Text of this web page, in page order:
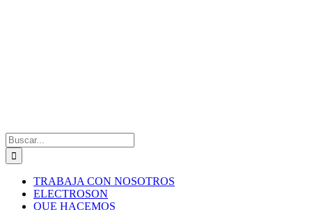
Buscar:
TRABAJA CON NOSOTROS
ELECTROSON
QUE HACEMOS